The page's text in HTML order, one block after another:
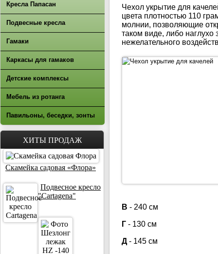
Кресла Папасан
Подвесные кресла
Гамаки
Каркасы для гамаков
Детские комплексы
Мебель из ротанга
Павильоны, беседки, зонты
ХИТЫ ПРОДАЖ
Скамейка садовая «Флора»
Подвесное кресло
"Cartagena"
Чехол укрытие для
цвета плотностью 110
молнии, позволяющие
таком виде, либо наглухо
нежелательного
В - 240 см
Г - 130 см
Д- 145 см